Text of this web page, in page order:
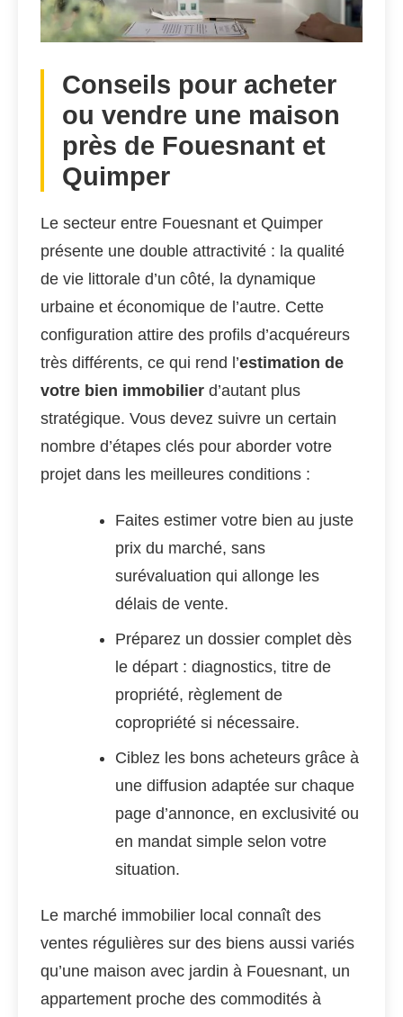
Conseils pour acheter
ou vendre une maison
près de Fouesnant et
Quimper
Le secteur entre Fouesnant et Quimper
présente une double attractivité : la qualité
de vie littorale d’un côté, la dynamique
urbaine et économique de l’autre. Cette
configuration attire des profils d’acquéreurs
très différents, ce qui rend l’estimation de
votre bien immobilier d’autant plus
stratégique. Vous devez suivre un certain
nombre d’étapes clés pour aborder votre
projet dans les meilleures conditions :
Faites estimer votre bien au juste
prix du marché, sans
surévaluation qui allonge les
délais de vente.
Préparez un dossier complet dès
le départ : diagnostics, titre de
propriété, règlement de
copropriété si nécessaire.
Ciblez les bons acheteurs grâce à
une diffusion adaptée sur chaque
page d’annonce, en exclusivité ou
en mandat simple selon votre
situation.
Le marché immobilier local connaît des
ventes régulières sur des biens aussi variés
qu’une maison avec jardin à Fouesnant, un
appartement proche des commodités à